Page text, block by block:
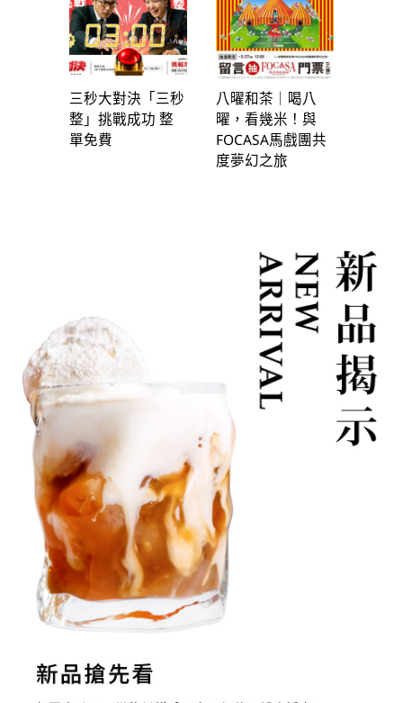
三秒大對決「三秒
整」挑戰成功 整
單免費
八曜和茶｜喝八
曜，看幾米！與
FOCASA馬戲團共
度夢幻之旅